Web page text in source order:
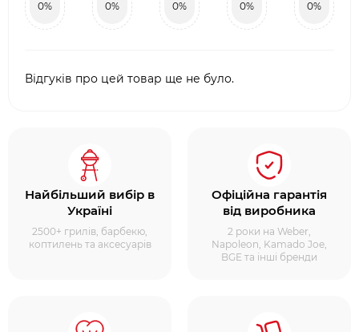
0% 0% 0% 0% 0%
Відгуків про цей товар ще не було.
Найбільший вибір в
Україні
2500+ грилів, барбекю,
коптилень та аксесуарів
Офіційна гарантія
від виробника
2 роки на Weber,
Napoleon, Kamado Joe,
BGE та інші бренди